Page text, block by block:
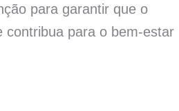
para garantir que o
contribua para o bem-estar